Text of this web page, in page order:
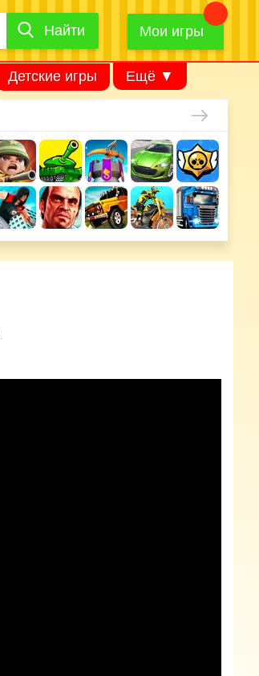
Найти
Найти Мои игры
Детские игры Ещё ▼